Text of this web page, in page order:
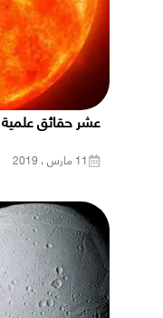
عشر حقائق
11 مارس ، 2019